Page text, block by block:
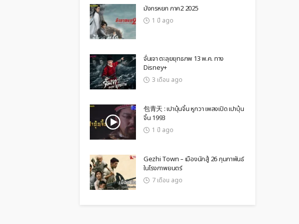
มังกรหยก ภาค2 2025
1 ปี ago
จั่นเจา ตะลุยยุทธภพ 13 พ.ค. ทาง
Disney+
3 เดือน ago
包青天 : เปาบุ้นจิ้น หูกวา เพลงเปิด เปาบุ้น
จิ้น 1993
1 ปี ago
Gezhi Town – เมืองนักสู้ 26 กุมภาพันธ์
ในโรงภาพยนตร์
7 เดือน ago